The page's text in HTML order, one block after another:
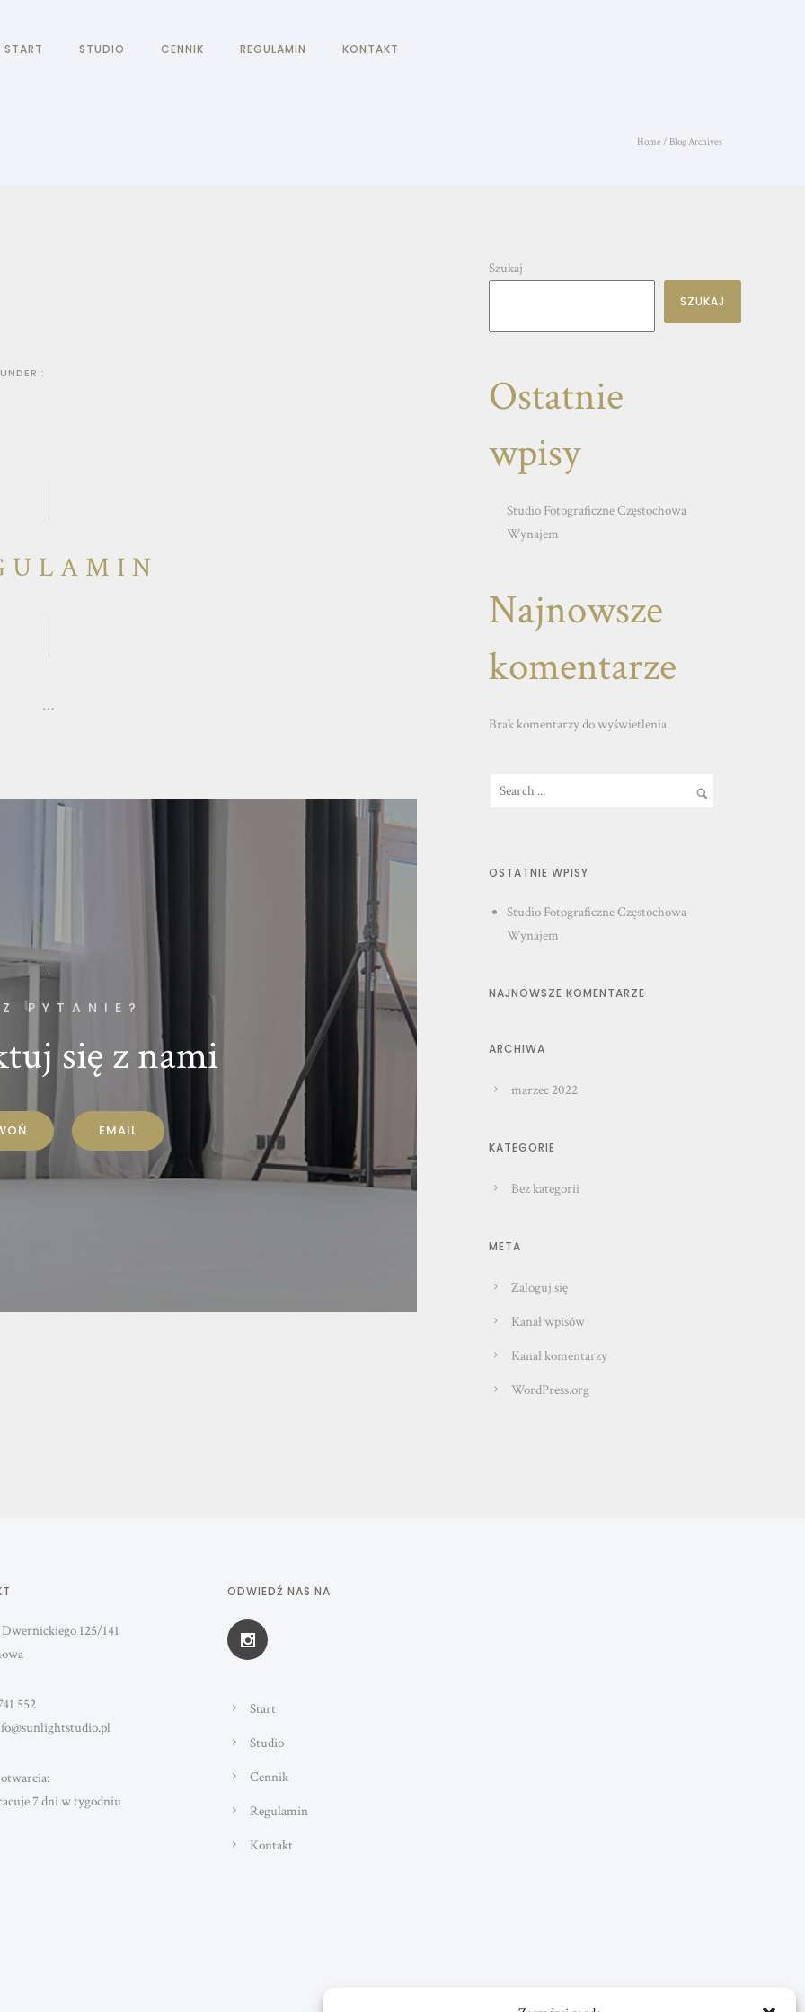
START STUDIO CENNIK REGULAMIN KONTAKT
Home / Blog Archives
UNDER :
…
PYTANIE?
się z nami
EMAIL
Szukaj
SZUKAJ
Ostatnie
wpisy
Studio Fotograficzne Częstochowa
Wynajem
Najnowsze
komentarze
Brak komentarzy do wyświetlenia.
OSTATNIE WPISY
Studio Fotograficzne Częstochowa
Wynajem
NAJNOWSZE KOMENTARZE
ARCHIWA
marzec 2022
KATEGORIE
Bez kategorii
META
Zaloguj się
Kanał wpisów
Kanał komentarzy
WordPress.org
125/141
552
7 dni w tygodniu
ODWIEDŹ NAS NA
Start
Studio
Cennik
Regulamin
Kontakt